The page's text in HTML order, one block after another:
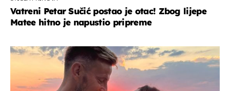
Vatreni Petar Sučić postao je otac! Zbog lijepe
Matee hitno je napustio pripreme